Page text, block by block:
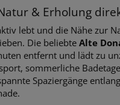
& Erholung
lebt und die Nähe zur
Die beliebte Alte
entfernt und lädt zu
sommerliche
Spaziergänge